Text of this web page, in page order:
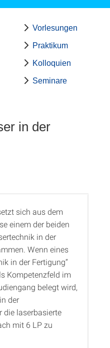
Vorlesungen
Praktikum
Kolloquien
Seminare
in der
sich aus dem
einem der beiden
in der
Wenn eines
in der Fertigung“
Kompetenzfeld im
belegt wird,
der
die laserbasierte
mit 6 LP zu